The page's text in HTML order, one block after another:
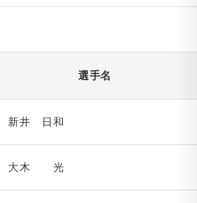
選手名
新井 日和
大木 光